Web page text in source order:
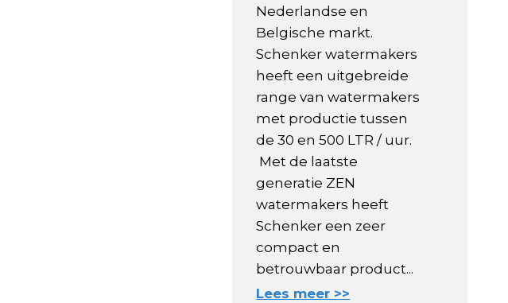
Nederlandse en
Belgische markt.
Schenker watermakers
heeft een uitgebreide
range van watermakers
met productie tussen
de 30 en 500 LTR / uur.
Met de laatste
generatie ZEN
watermakers heeft
Schenker een zeer
compact en
betrouwbaar product...
Lees meer >>